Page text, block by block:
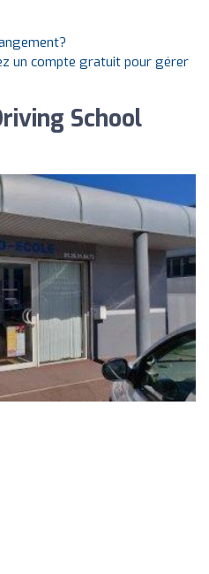
un compte gratuit pour gérer
School